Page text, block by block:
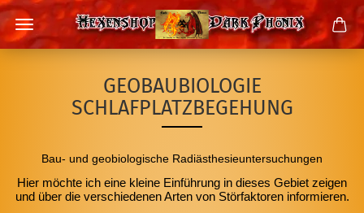
GEOBAUBIOLOGIE
SCHLAFPLATZBEGEHUNG
Bau- und geobiologische Radiästhesieuntersuchungen
Hier möchte ich eine kleine Einführung in dieses Gebiet zeigen
und über die verschiedenen Arten von Störfaktoren informieren.